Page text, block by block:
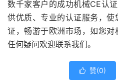
数千家客户的成功机械CE认
供优质、专业的认证服务，
证，畅游于欧洲市场，如您
任何疑问欢迎联系我们。
 赞(0)